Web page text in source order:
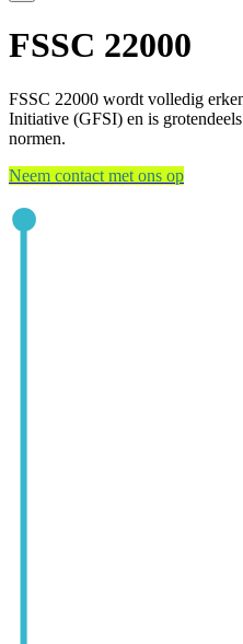
FSSC 22000
FSSC 22000 wordt volledig
Initiative (GFSI) en is
normen.
Neem contact met ons op